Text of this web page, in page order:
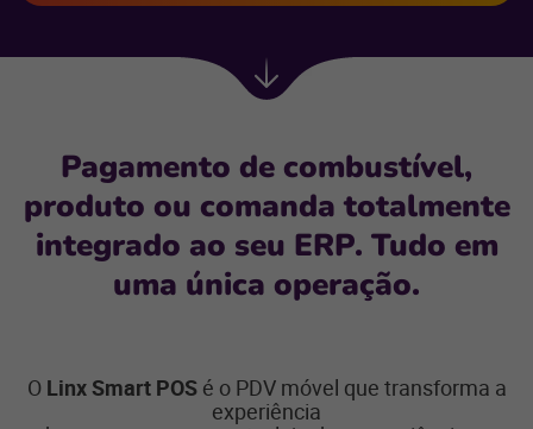
Pagamento de combustível,
produto ou comanda totalmente
integrado ao seu ERP. Tudo em
uma única operação.
O Linx Smart POSé o PDV móvel que transforma a
experiência
Próxima